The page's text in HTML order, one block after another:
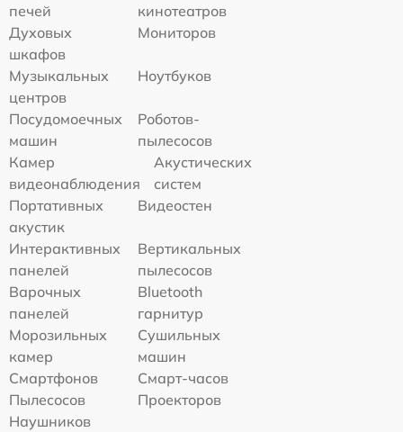
печей
кинотеатров
Духовых
шкафов
Мониторов
Музыкальных
центров
Ноутбуков
Посудомоечных
машин
Роботов-
пылесосов
Камер
видеонаблюдения
Акустических
систем
Портативных
акустик
Видеостен
Интерактивных
панелей
Вертикальных
пылесосов
Варочных
панелей
Bluetooth
гарнитур
Морозильных
камер
Сушильных
машин
Смартфонов
Смарт-часов
Пылесосов
Проекторов
Наушников